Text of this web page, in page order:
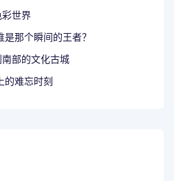
世界
那个瞬间的王者？
部的文化古城
的难忘时刻